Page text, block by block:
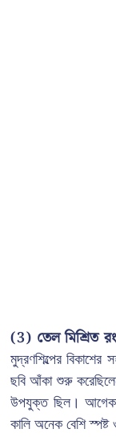
(3) তেল মিশ্রিত
মুদ্রণশিল্পের
ছবি আঁকা শুরু
উপযুক্ত ছিল।
কালি অনেক বেশি স্পষ্ট